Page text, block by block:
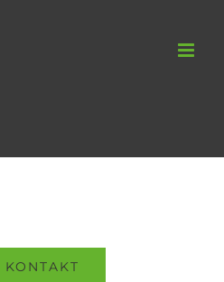
KONTAKT